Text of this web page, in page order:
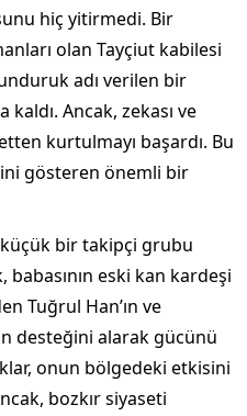
hiç yitirmedi. Bir
olan Tayçiut kabilesi
adı verilen bir
Ancak, zekası ve
kurtulmayı başardı. Bu
gösteren önemli bir
bir takipçi grubu
eski kan kardeşi
Tuğrul Han’ın ve
desteğini alarak gücünü
onun bölgedeki etkisini
bozkır siyaseti